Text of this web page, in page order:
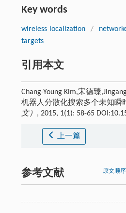
Key words
wireless localization /
targets
引用本文
Chang-Young Kim,宋德臻
机器人分散化搜索多个未知瞬
文） , 2015, 1(1): 58-65
上一篇
参考文献 原文顺序